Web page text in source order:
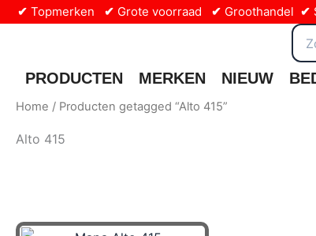
inhoud
✔ Topmerken ✔ Grote voorraad ✔ Groothandel ✔
PRODUCTEN MERKEN NIEUW
Home / Producten getagged “Alto 415”
Alto 415